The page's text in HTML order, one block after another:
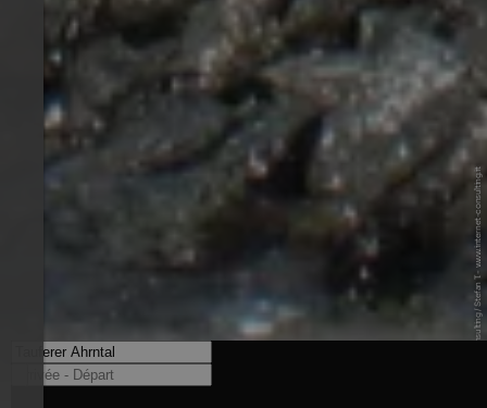
© Internet Consulting / Stefan T. - www.internet-consulting.it